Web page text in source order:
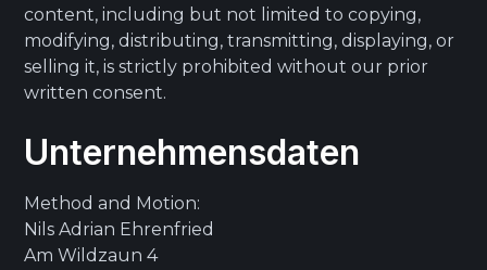
content, including but not limited to copying,
modifying, distributing, transmitting, displaying, or
selling it, is strictly prohibited without our prior
written consent.
Unternehmensdaten
Method and Motion:
Nils Adrian Ehrenfried
Am Wildzaun 4